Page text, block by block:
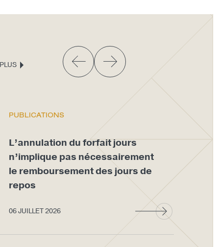
PUBLICATIONS
L’annulation du forfait jours
n’implique pas nécessairement
le remboursement des jours de
repos
06 JUILLET 2026